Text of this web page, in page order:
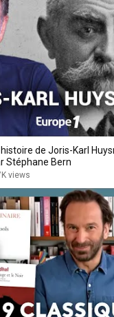
de Joris-Karl
Stéphane Bern
views